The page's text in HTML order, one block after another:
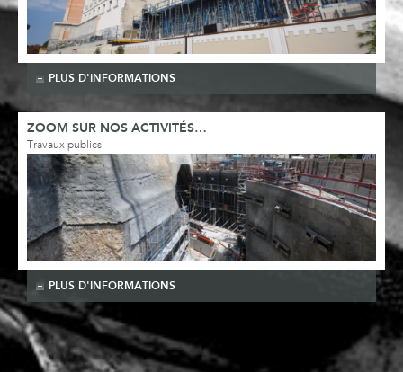
PLUS D'INFORMATIONS
ZOOM SUR NOS ACTIVITÉS…
Travaux publics
PLUS D'INFORMATIONS